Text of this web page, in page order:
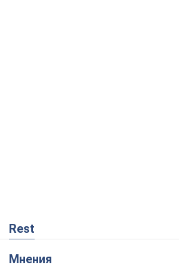
Rest
Мнения